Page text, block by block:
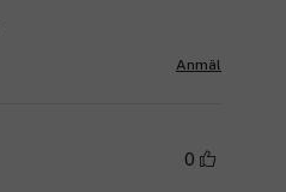
Anmäl
0